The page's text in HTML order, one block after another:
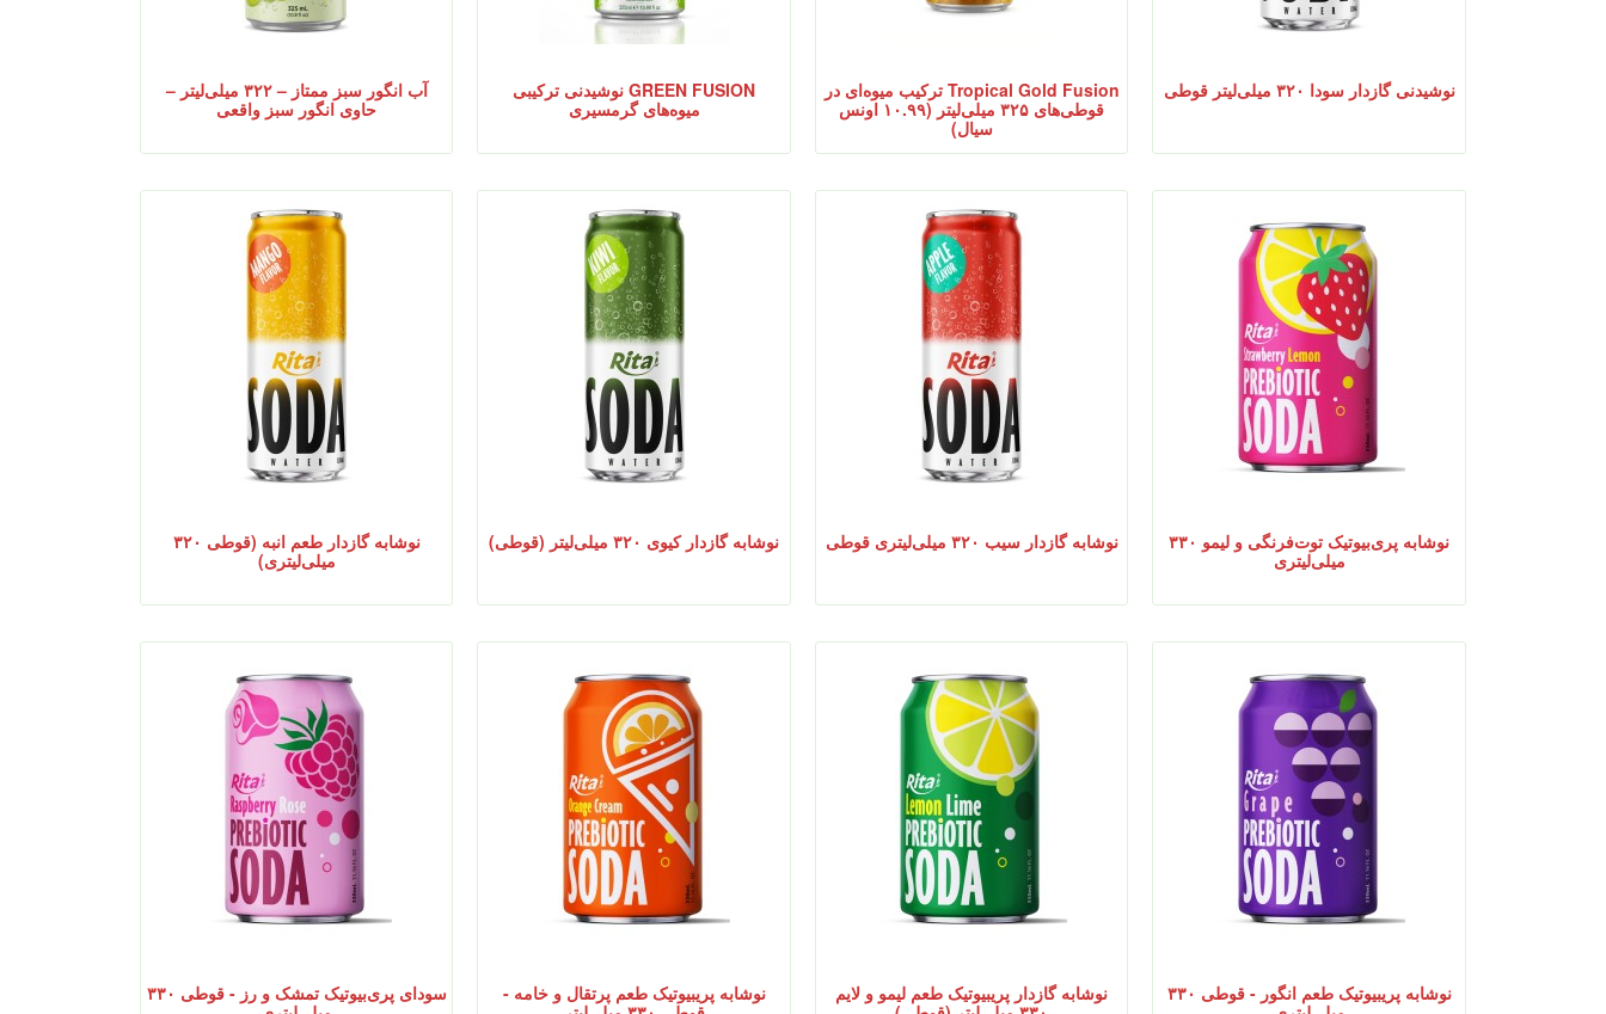
آب انگور سبز ممتاز – ۳۲۲ میلی‌لیتر –
حاوی انگور سبز واقعی
GREEN FUSION نوشیدنی ترکیبی
میوه‌های گرمسیری
Tropical Gold Fusion ترکیب میوه‌ای در
قوطی‌های ۳۲۵ میلی‌لیتر (۱۰.۹۹ اونس
سیال)
نوشیدنی گازدار سودا ۳۲۰ میلی‌لیتر قوطی
نوشابه گازدار طعم انبه (قوطی ۳۲۰
میلی‌لیتری)
نوشابه گازدار کیوی ۳۲۰ میلی‌لیتر (قوطی) نوشابه گازدار سیب ۳۲۰ میلی‌لیتری قوطی
نوشابه پری‌بیوتیک توت‌فرنگی و لیمو ۳۳۰
میلی‌لیتری
سودای پری‌بیوتیک تمشک و رز - قوطی ۳۳۰
نوشابه پریبیوتیک طعم پرتقال و خامه -
نوشابه گازدار پریبیوتیک طعم لیمو و لایم
نوشابه پریبیوتیک طعم انگور - قوطی ۳۳۰